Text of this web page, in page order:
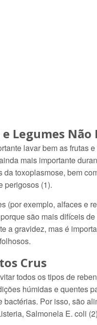
Legumes Não
lavar bem as frutas
mais importante
da toxoplasmose, bem
perigosos (1).
(por exemplo, alfaces e
são mais difíceis
a gravidez, mas é
Crus
todos os tipos de
húmidas e quentes
bactérias. Por isso, são
Salmonela E. coli